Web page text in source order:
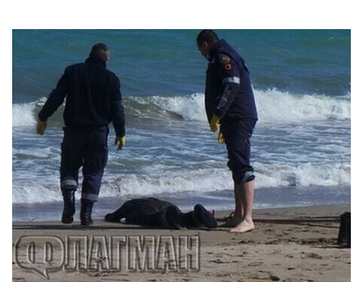
сигнализирайте